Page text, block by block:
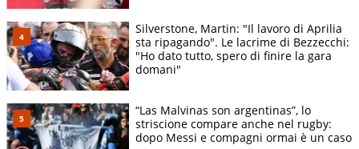
Silverstone, Martin: "Il lavoro di Aprilia
sta ripagando". Le lacrime di Bezzecchi:
"Ho dato tutto, spero di finire la gara
domani"
“Las Malvinas son argentinas”, lo
striscione compare anche nel rugby:
dopo Messi e compagni ormai è un caso